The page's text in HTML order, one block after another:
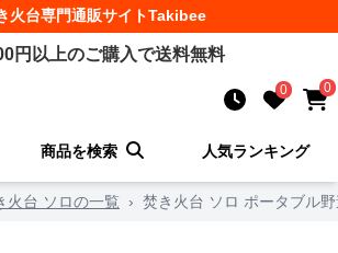
火台専門通販サイトTakibee
円以上のご購入で送料無料
0 0
商品を検索 人気ランキング
火台 ソロの一覧 › 焚き火台 ソロ ポータブル